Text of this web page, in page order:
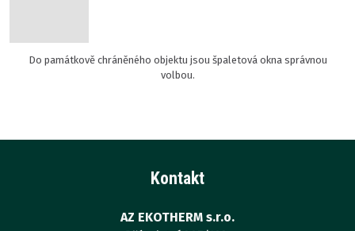
Do památkově chráněného objektu jsou špaletová okna správnou
volbou.
Kontakt
AZ EKOTHERM s.r.o.